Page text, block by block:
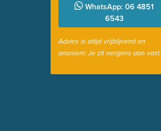
WhatsApp: 06 4851
6543
Advies is altijd vrijblijvend en
anoniem: Je zit nergens aan vast.